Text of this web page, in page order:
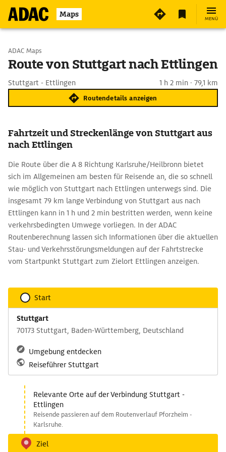
Maps MENÜ
Start wählen
ADAC Maps
Route von Stuttgart nach Ettlingen
Stuttgart - Ettlingen 1 h 2 min · 79,1 km
Routendetails anzeigen
Fahrtzeit und Streckenlänge von Stuttgart aus
nach Ettlingen
Die Route über die A 8 Richtung Karlsruhe/Heilbronn bietet
sich im Allgemeinen am besten für Reisende an, die so schnell
wie möglich von Stuttgart nach Ettlingen unterwegs sind. Die
insgesamt 79 km lange Verbindung von Stuttgart aus nach
Ettlingen kann in 1 h und 2 min bestritten werden, wenn keine
verkehrsbedingten Umwege vorliegen. In der ADAC
Routenberechnung lassen sich Informationen über die aktuellen
Stau- und Verkehrsstörungsmeldungen auf der Fahrtstrecke
vom Startpunkt Stuttgart zum Zielort Ettlingen anzeigen.
Start
Stuttgart
70173 Stuttgart, Baden-Württemberg, Deutschland
Umgebung entdecken
Reiseführer Stuttgart
Relevante Orte auf der Verbindung Stuttgart -
Ettlingen
Reisende passieren auf dem Routenverlauf Pforzheim -
Karlsruhe.
Ziel